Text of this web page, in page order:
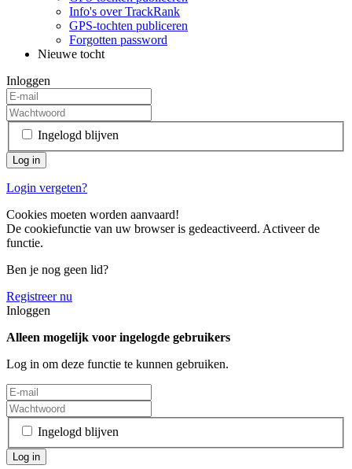
Info's over TrackRank
GPS-tochten publiceren
Forgotten password
Nieuwe tocht
Inloggen
Ingelogd blijven
Login vergeten?
Cookies moeten worden aanvaard!
De cookiefunctie van uw browser is gedeactiveerd. Activeer de
functie.
Ben je nog geen lid?
Registreer nu
Inloggen
Alleen mogelijk voor ingelogde gebruikers
Log in om deze functie te kunnen gebruiken.
Ingelogd blijven